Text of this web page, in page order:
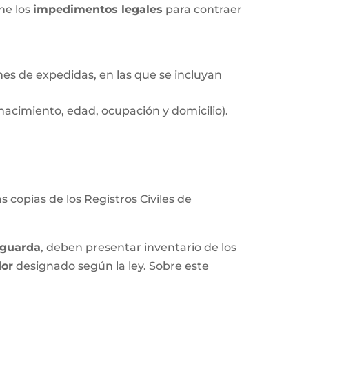
los impedimentos legales para contraer
de expedidas, en las que se incluyan
edad, ocupación y domicilio).
copias de los Registros Civiles de
guarda, deben presentar inventario de los
designado según la ley. Sobre este